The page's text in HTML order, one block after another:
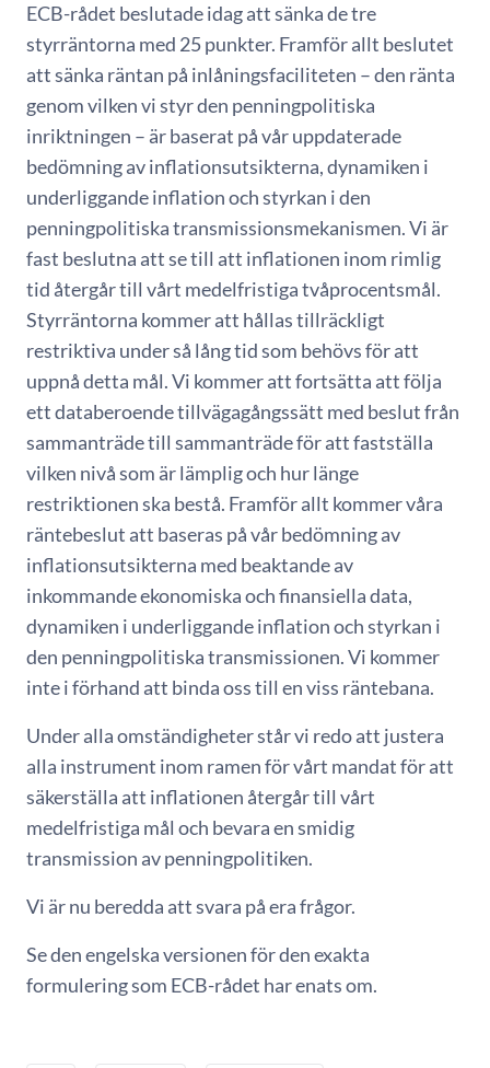
ECB-rådet beslutade idag att sänka de tre
styrräntorna med 25 punkter. Framför allt beslutet
att sänka räntan på inlåningsfaciliteten – den ränta
genom vilken vi styr den penningpolitiska
inriktningen – är baserat på vår uppdaterade
bedömning av inflationsutsikterna, dynamiken i
underliggande inflation och styrkan i den
penningpolitiska transmissionsmekanismen. Vi är
fast beslutna att se till att inflationen inom rimlig
tid återgår till vårt medelfristiga tvåprocentsmål.
Styrräntorna kommer att hållas tillräckligt
restriktiva under så lång tid som behövs för att
uppnå detta mål. Vi kommer att fortsätta att följa
ett databeroende tillvägagångssätt med beslut från
sammanträde till sammanträde för att fastställa
vilken nivå som är lämplig och hur länge
restriktionen ska bestå. Framför allt kommer våra
räntebeslut att baseras på vår bedömning av
inflationsutsikterna med beaktande av
inkommande ekonomiska och finansiella data,
dynamiken i underliggande inflation och styrkan i
den penningpolitiska transmissionen. Vi kommer
inte i förhand att binda oss till en viss räntebana.
Under alla omständigheter står vi redo att justera
alla instrument inom ramen för vårt mandat för att
säkerställa att inflationen återgår till vårt
medelfristiga mål och bevara en smidig
transmission av penningpolitiken.
Vi är nu beredda att svara på era frågor.
Se den engelska versionen för den exakta
formulering som ECB-rådet har enats om.